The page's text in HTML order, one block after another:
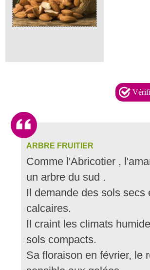
ARBRE FRUITIER
Comme l'Abricotier ,
un arbre du sud .
Il demande des sols secs
calcaires.
Il craint les climats
sols compacts.
Sa floraison en février, le